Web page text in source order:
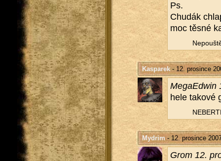
Ps.
Chudák
moc těsné
Kasparek- 12. prosince
Me­ga­Edwin
hele ta­ko­vé
Mydrim - 12. prosince
Grom 12.